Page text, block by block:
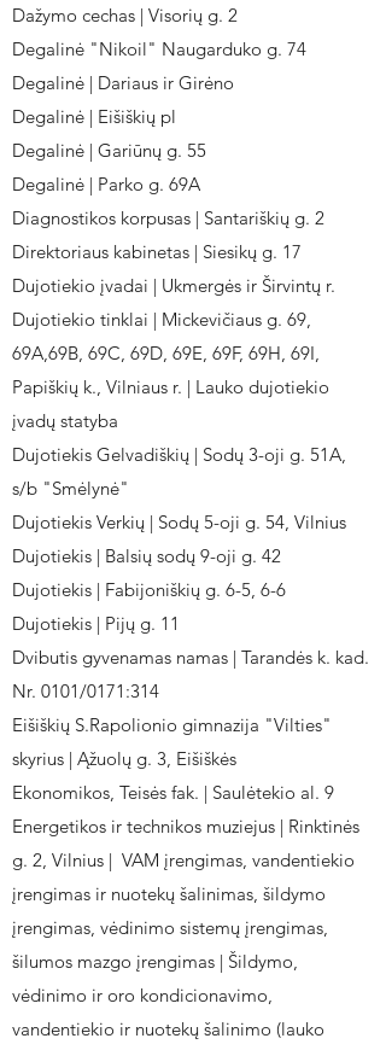
Dažymo cechas | Visorių g. 2
Degalinė "Nikoil" Naugarduko g. 74
Degalinė | Dariaus ir Girėno
Degalinė | Eišiškių pl
Degalinė | Gariūnų g. 55
Degalinė | Parko g. 69A
Diagnostikos korpusas | Santariškių g. 2
Direktoriaus kabinetas | Siesikų g. 17
Dujotiekio įvadai | Ukmergės ir Širvintų r.
Dujotiekio tinklai | Mickevičiaus g. 69,
69A,69B, 69C, 69D, 69E, 69F, 69H, 69I,
Papiškių k., Vilniaus r. | Lauko dujotiekio
įvadų statyba
Dujotiekis Gelvadiškių | Sodų 3-oji g. 51A,
s/b "Smėlynė"
Dujotiekis Verkių | Sodų 5-oji g. 54, Vilnius
Dujotiekis | Balsių sodų 9-oji g. 42
Dujotiekis | Fabijoniškių g. 6-5, 6-6
Dujotiekis | Pijų g. 11
Dvibutis gyvenamas namas | Tarandės k. kad.
Nr. 0101/0171:314
Eišiškių S.Rapolionio gimnazija "Vilties"
skyrius | Ąžuolų g. 3, Eišiškės
Ekonomikos, Teisės fak. | Saulėtekio al. 9
Energetikos ir technikos muziejus | Rinktinės
g. 2, Vilnius | VAM įrengimas, vandentiekio
įrengimas ir nuotekų šalinimas, šildymo
įrengimas, vėdinimo sistemų įrengimas,
šilumos mazgo įrengimas | Šildymo,
vėdinimo ir oro kondicionavimo,
vandentiekio ir nuotekų šalinimo (lauko